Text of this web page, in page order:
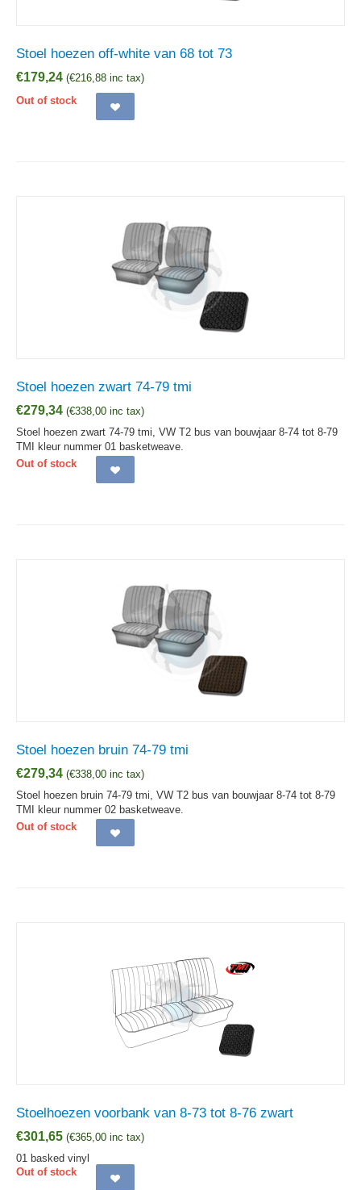
Stoel hoezen off-white van 68 tot 73
€179,24 (€216,88 inc tax)
Out of stock
Stoel hoezen zwart 74-79 tmi
€279,34 (€338,00 inc tax)
Stoel hoezen zwart 74-79 tmi, VW T2 bus van bouwjaar 8-74 tot 8-79
TMI kleur nummer 01 basketweave.
Out of stock
Stoel hoezen bruin 74-79 tmi
€279,34 (€338,00 inc tax)
Stoel hoezen bruin 74-79 tmi, VW T2 bus van bouwjaar 8-74 tot 8-79
TMI kleur nummer 02 basketweave.
Out of stock
Stoelhoezen voorbank van 8-73 tot 8-76 zwart
€301,65 (€365,00 inc tax)
01 basked vinyl
Out of stock